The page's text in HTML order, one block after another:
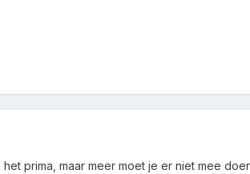
prima, maar meer moet je er niet mee